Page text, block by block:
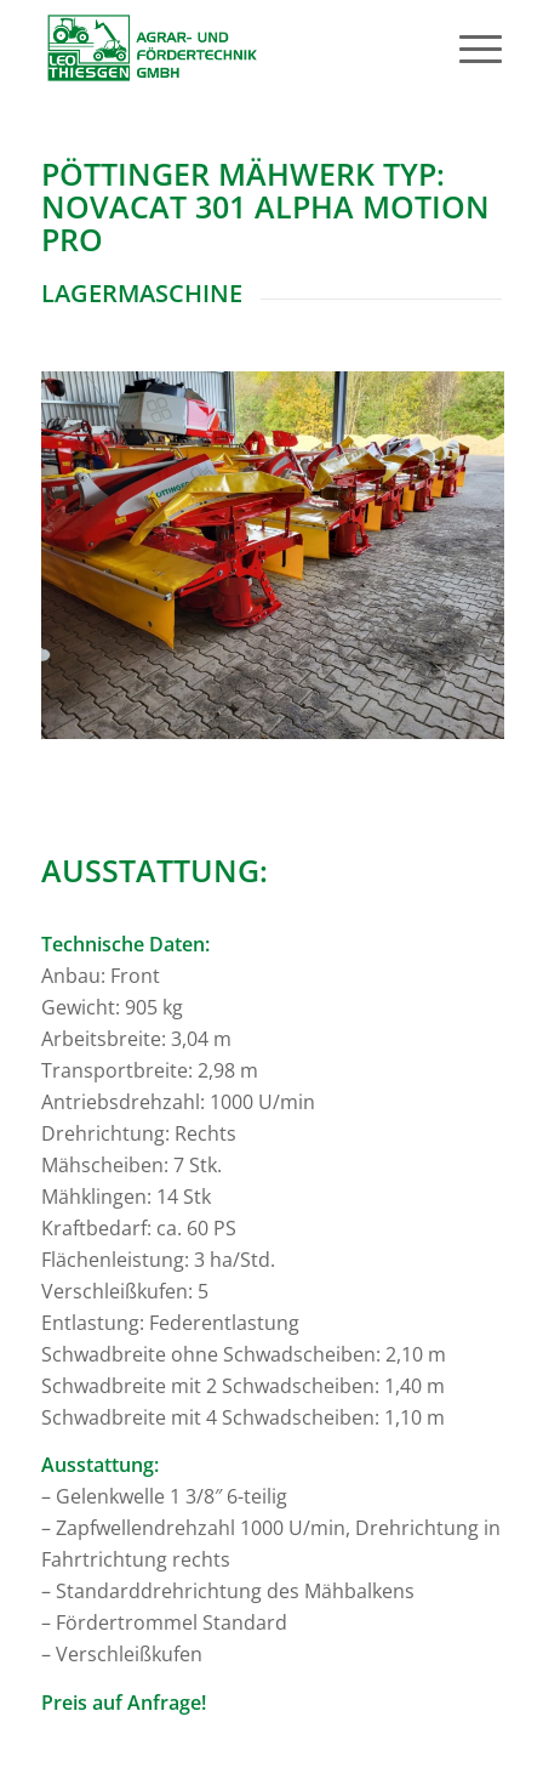
PÖTTINGER MÄHWERK TYP:
NOVACAT 301 ALPHA MOTION
PRO
LAGERMASCHINE
AUSSTATTUNG:
Technische Daten:
Anbau: Front
Gewicht: 905 kg
Arbeitsbreite: 3,04 m
Transportbreite: 2,98 m
Antriebsdrehzahl: 1000 U/min
Drehrichtung: Rechts
Mähscheiben: 7 Stk.
Mähklingen: 14 Stk
Kraftbedarf: ca. 60 PS
Flächenleistung: 3 ha/Std.
Verschleißkufen: 5
Entlastung: Federentlastung
Schwadbreite ohne Schwadscheiben: 2,10 m
Schwadbreite mit 2 Schwadscheiben: 1,40 m
Schwadbreite mit 4 Schwadscheiben: 1,10 m
Ausstattung:
– Gelenkwelle 1 3/8″ 6-teilig
– Zapfwellendrehzahl 1000 U/min, Drehrichtung in
Fahrtrichtung rechts
– Standarddrehrichtung des Mähbalkens
– Fördertrommel Standard
– Verschleißkufen
Preis auf Anfrage!